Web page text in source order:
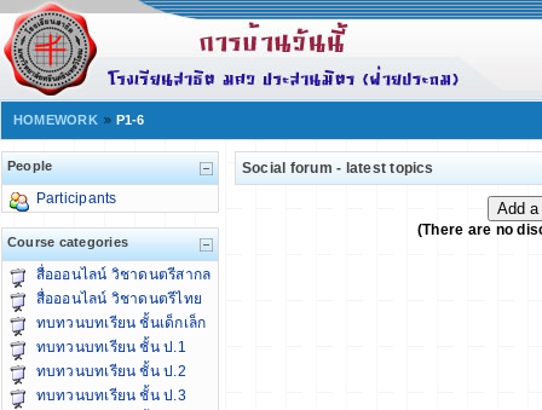
HOMEWORK P1-6
People
Participants
Course categories
สื่อออนไลน์ วิชาดนตรีสากล
สื่อออนไลน์ วิชาดนตรีไทย
ทบทวนบทเรียน ชั้นเด็กเล็ก
ทบทวนบทเรียน ชั้น ป.1
ทบทวนบทเรียน ชั้น ป.2
ทบทวนบทเรียน ชั้น ป.3
Social forum - latest topics
(There are no